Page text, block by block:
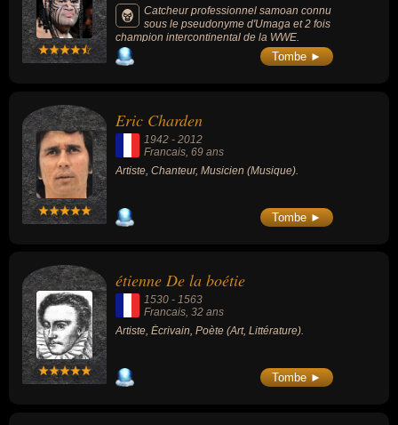
Catcheur professionnel samoan connu
sous le pseudonyme d'Umaga et 2 fois
champion intercontinental de la WWE.
Tombe ►
Eric Charden
1942 - 2012
Francais , 69 ans
Artiste, Chanteur, Musicien (Musique).
Tombe ►
étienne De la boétie
1530 - 1563
Francais, 32 ans
Artiste, Écrivain, Poète (Art, Littérature).
Tombe ►